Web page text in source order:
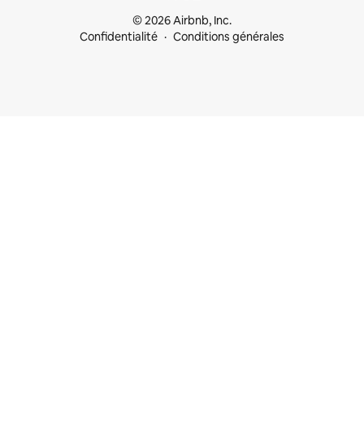
© 2026 Airbnb, Inc.
Confidentialité
Conditions générales